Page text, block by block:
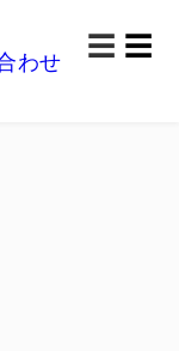
ぞごゆっくり楽
わせ
☰